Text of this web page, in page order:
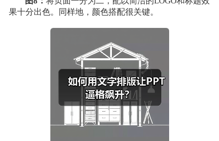
果十分出色。同样地，颜色搭配很关键。